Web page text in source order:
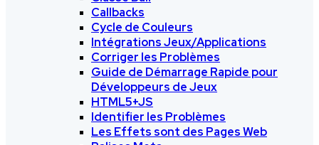
Callbacks
Cycle de Couleurs
Intégrations Jeux/Applications
Corriger les Problèmes
Guide de Démarrage Rapide pour
Développeurs de Jeux
HTML5+JS
Identifier les Problèmes
Les Effets sont des Pages Web